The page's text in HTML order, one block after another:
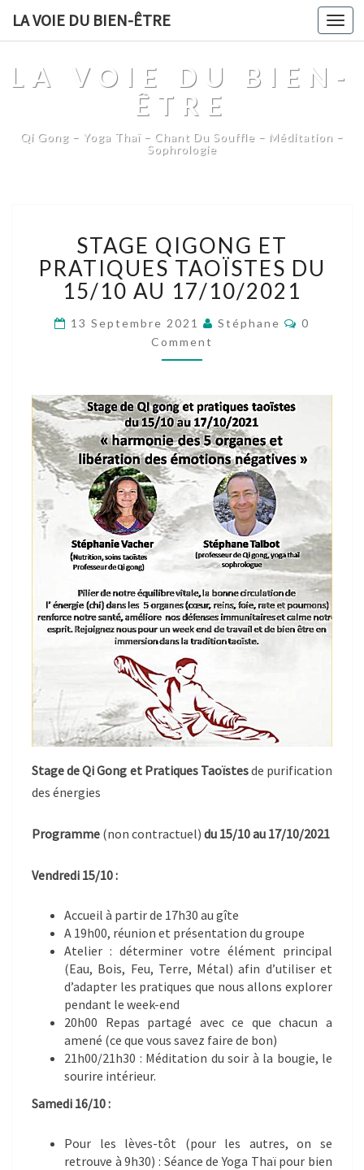
LA VOIE DU BIEN-ÊTRE
LA VOIE DU BIEN-
ÊTRE
Qi Gong – Yoga Thaï – Chant Du Souffle – Méditation –
Sophrologie
QIGONG
ET
PRATIQUES
TAOÏSTES
DU
15/10
AU
STAGE QIGONG ET
PRATIQUES TAOÏSTES DU
15/10 AU 17/10/2021
13 Septembre 2021 Stéphane
0
Comment
Stage de Qi Gong et Pratiques Taoïstesde purification
des énergies
Programme (non contractuel) du 15/10 au 17/10/2021
Vendredi 15/10 :
Accueil à partir de 17h30 au gîte
A 19h00, réunion et présentation du groupe
Atelier : déterminer votre élément principal
(Eau, Bois, Feu, Terre, Métal) afin d’utiliser et
d’adapter les pratiques que nous allons explorer
pendant le week-end
20h00 Repas partagé avec ce que chacun a
amené (ce que vous savez faire de bon)
21h00/21h30 : Méditation du soir à la bougie, le
sourire intérieur.
Samedi 16/10 :
Pour les lèves-tôt (pour les autres, on se
retrouve à 9h30) : Séance de Yoga Thaï pour bien